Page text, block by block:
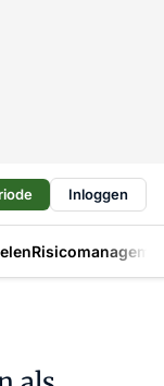
Inloggen